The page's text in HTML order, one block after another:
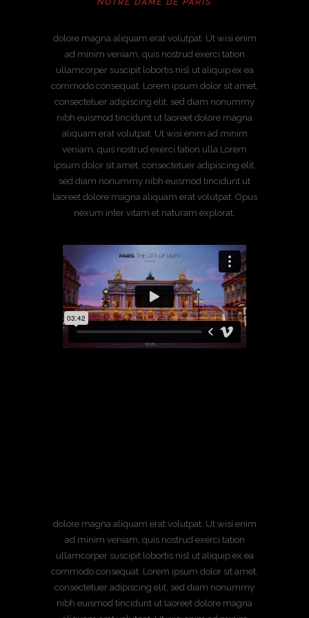
NOTRE DAME DE PARIS
dolore magna aliquam erat volutpat. Ut wisi enim
ad minim veniam, quis nostrud exerci tation
ullamcorper suscipit lobortis nisl ut aliquip ex ea
commodo consequat. Lorem ipsum dolor sit amet,
consectetuer adipiscing elit, sed diam nonummy
nibh euismod tincidunt ut laoreet dolore magna
aliquam erat volutpat. Ut wisi enim ad minim
veniam, quis nostrud exerci tation ulla.Lorem
ipsum dolor sit amet, consectetuer adipiscing elit,
sed diam nonummy nibh euismod tincidunt ut
laoreet dolore magna aliquam erat volutpat. Opus
nexum inter vitam et naturam explorat.
dolore magna aliquam erat volutpat. Ut wisi enim
ad minim veniam, quis nostrud exerci tation
ullamcorper suscipit lobortis nisl ut aliquip ex ea
commodo consequat. Lorem ipsum dolor sit amet,
consectetuer adipiscing elit, sed diam nonummy
nibh euismod tincidunt ut laoreet dolore magna